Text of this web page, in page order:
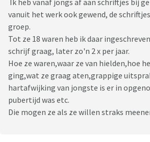
Ik heb vanaf jongs af aan schriftjes bij
vanuit het werk ook gewend, de
groep.
Tot ze 18 waren heb ik daar
schrijf graag, later zo'n 2 x per jaar.
Hoe ze waren,waar ze van hielden,hoe
ging,wat ze graag aten,grappige
hartafwijking van jongste is er in
pubertijd was etc.
Die mogen ze als ze willen straks